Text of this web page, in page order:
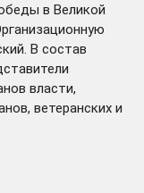
в Великой
В состав
власти,
ветеранских и